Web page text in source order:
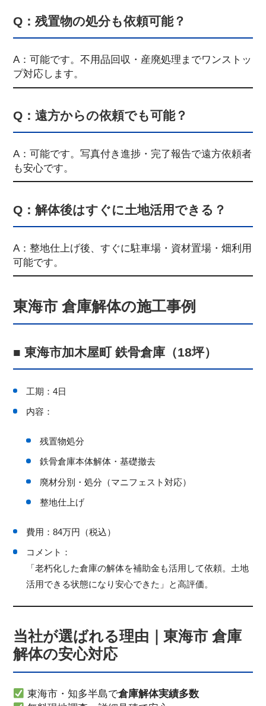
Q：残置物の処分も依頼可能？
A：可能です。不用品回収・産廃処理までワンストッ
プ対応します。
Q：遠方からの依頼でも可能？
A：可能です。写真付き進捗・完了報告で遠方依頼者
も安心です。
Q：解体後はすぐに土地活用できる？
A：整地仕上げ後、すぐに駐車場・資材置場・畑利用
可能です。
東海市 倉庫解体の施工事例
■ 東海市加木屋町 鉄骨倉庫（18坪）
工期：4日
内容：
残置物処分
鉄骨倉庫本体解体・基礎撤去
廃材分別・処分（マニフェスト対応）
整地仕上げ
費用：84万円（税込）
コメント：
「老朽化した倉庫の解体を補助金も活用して依頼。土地
活用できる状態になり安心できた」と高評価。
当社が選ばれる理由｜東海市 倉庫
解体の安心対応
東海市・知多半島で倉庫解体実績多数